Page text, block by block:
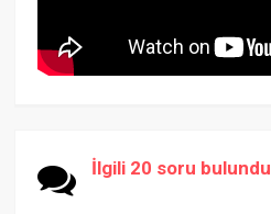
İlgili 20 soru bulundu